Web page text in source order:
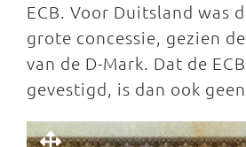
ECB. Voor Duitsland was
grote concessie, gezien
van de D-Mark. Dat de
gevestigd, is dan ook